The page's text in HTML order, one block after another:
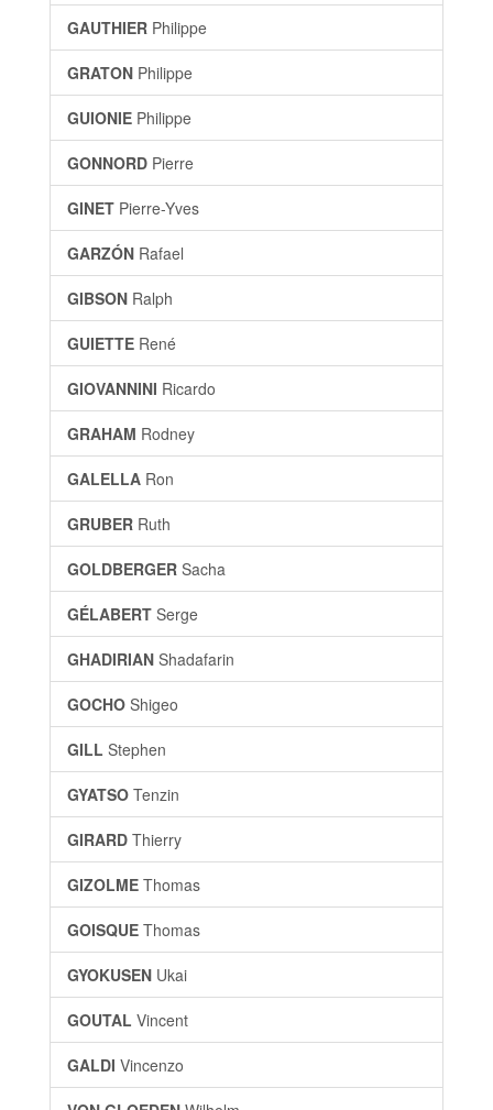
GAUTHIER Philippe
GRATON Philippe
GUIONIE Philippe
GONNORD Pierre
GINET Pierre-Yves
GARZÓN Rafael
GIBSON Ralph
GUIETTE René
GIOVANNINI Ricardo
GRAHAM Rodney
GALELLA Ron
GRUBER Ruth
GOLDBERGER Sacha
GÉLABERT Serge
GHADIRIAN Shadafarin
GOCHO Shigeo
GILL Stephen
GYATSO Tenzin
GIRARD Thierry
GIZOLME Thomas
GOISQUE Thomas
GYOKUSEN Ukai
GOUTAL Vincent
GALDI Vincenzo